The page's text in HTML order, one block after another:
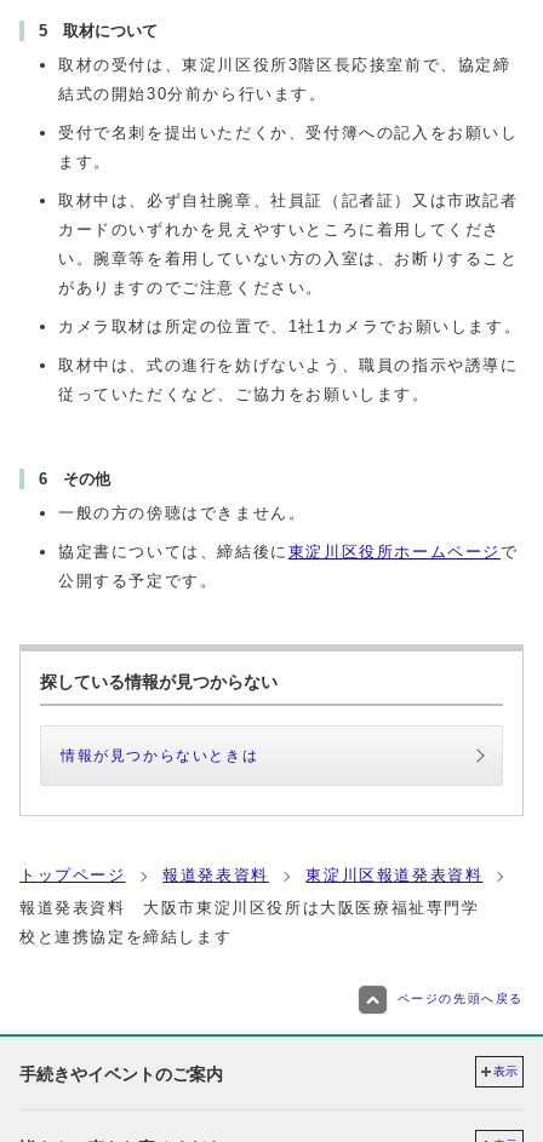
5 取材について
取材の受付は、東淀川区役所3階区長応接室前で、協定締
結式の開始30分前から行います。
受付で名刺を提出いただくか、受付簿への記入をお願いし
ます。
取材中は、必ず自社腕章、社員証（記者証）又は市政記者
カードのいずれかを見えやすいところに着用してくださ
い。腕章等を着用していない方の入室は、お断りすること
がありますのでご注意ください。
カメラ取材は所定の位置で、1社1カメラでお願いします。
取材中は、式の進行を妨げないよう、職員の指示や誘導に
従っていただくなど、ご協力をお願いします。
6 その他
一般の方の傍聴はできません。
協定書については、締結後に 東淀川区役所ホームページで
公開する予定です。
探している情報が見つからない
情報が見つからないときは
トップページ 報道発表資料
東淀川区報道発表資料
報道発表資料 大阪市東淀川区役所は大阪医療福祉専門学
校と連携協定を締結します
ページの先頭へ戻る
手続きやイベントのご案内 表示